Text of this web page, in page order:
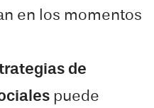
en los momentos
de
puede